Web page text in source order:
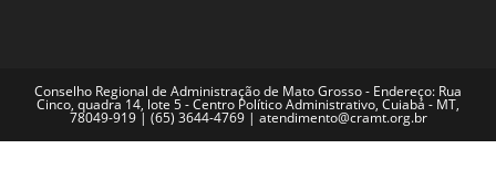
Conselho Regional de Administração de Mato Grosso - Endereço: Rua
Cinco, quadra 14, lote 5 - Centro Político Administrativo, Cuiabá - MT,
78049-919 | (65) 3644-4769 | atendimento@cramt.org.br